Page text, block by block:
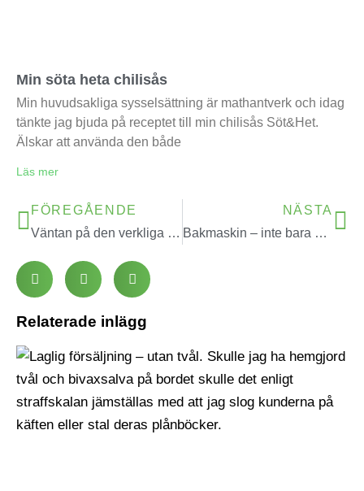
Min söta heta chilisås
Min huvudsakliga sysselsättning är mathantverk och idag
tänkte jag bjuda på receptet till min chilisås Söt&Het.
Älskar att använda den både
Läs mer
FÖREGÅENDE
Väntan på den verkliga våren
NÄSTA
Bakmaskin – inte bara prylhistoria
Relaterade inlägg